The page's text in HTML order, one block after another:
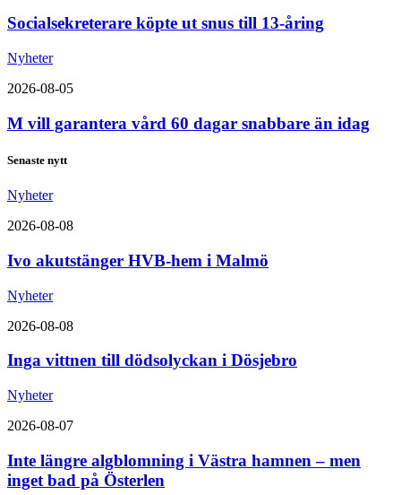
Socialsekreterare köpte ut snus till 13-åring
Nyheter
2026-08-05
M vill garantera vård 60 dagar snabbare än idag
Senaste nytt
Nyheter
2026-08-08
Ivo akutstänger HVB-hem i Malmö
Nyheter
2026-08-08
Inga vittnen till dödsolyckan i Dösjebro
Nyheter
2026-08-07
Inte längre algblomning i Västra hamnen – men
inget bad på Österlen